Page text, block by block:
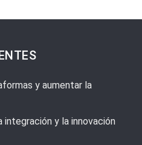
y aumentar la
integración y la innovación